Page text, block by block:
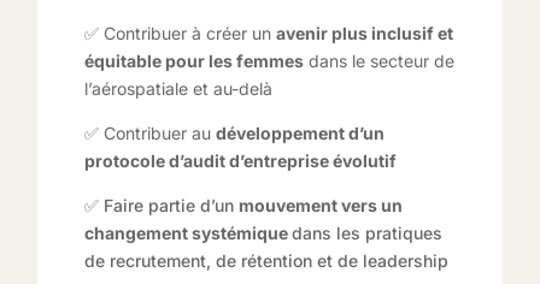
✅ Contribuer à créer un avenir plus inclusif et
équitable pour les femmesdans le secteur de
l’aérospatiale et au-delà
✅ Contribuer au développement d’un
protocole d’audit d’entreprise évolutif
✅ Faire partie d’un mouvement vers un
changement systémiquedans les pratiques
de recrutement, de rétention et de leadership